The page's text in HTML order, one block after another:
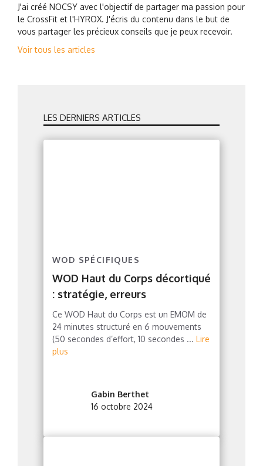
J'ai créé NOCSY avec l'objectif de partager ma passion pour
le CrossFit et l'HYROX. J'écris du contenu dans le but de
vous partager les précieux conseils que je peux recevoir.
Voir tous les articles
LES DERNIERS ARTICLES
WOD SPÉCIFIQUES
WOD Haut du Corps décortiqué
: stratégie, erreurs
Ce WOD Haut du Corps est un EMOM de
24 minutes structuré en 6 mouvements
(50 secondes d’effort, 10 secondes ... Lire
plus
Gabin Berthet
16 octobre 2024